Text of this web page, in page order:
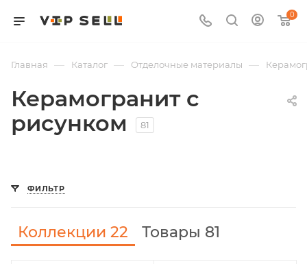
0
Главная — Каталог — Отделочные материалы —
Керамогранит с
рисунком
81
ФИЛЬТР
Коллекции 22 Товары 81